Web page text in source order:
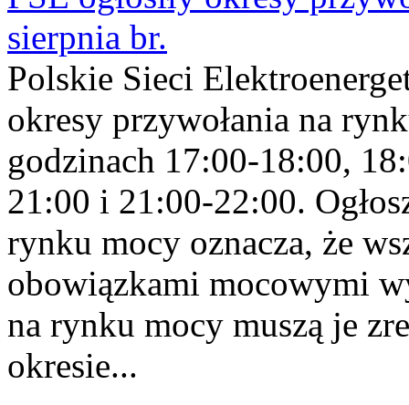
sierpnia br.
Polskie Sieci
okresy przywołania na
godzinach 17:00-18:00,
21:00 i 21:00-22:00.
rynku mocy oznacza, że
obowiązkami mocowymi
na rynku mocy muszą je
okresie...